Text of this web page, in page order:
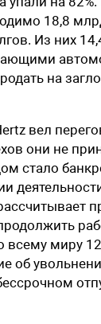
18,8
Из них
на
вел
они не
стало
всему миру
об